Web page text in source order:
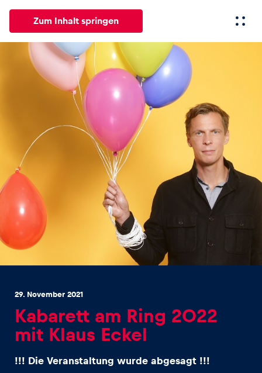
Zum Inhalt springen
Alle News Events Erlebnisse
News
Alle anzeigen
Events
Erlebnisse
Alle anzeigen
29. November 2021
Kabarett am Ring 2022
mit Klaus Eckel
!!! Die Veranstaltung wurde abgesagt !!!